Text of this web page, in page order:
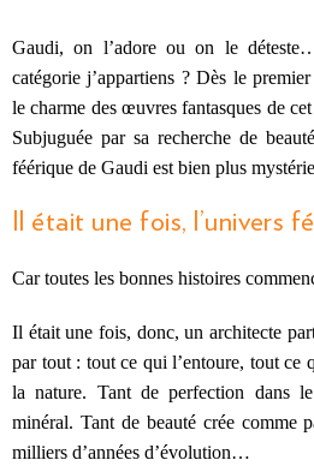
Gaudi, on l’adore ou on le
catégorie j’appartiens ? Dès le
le charme des œuvres fantasques de
Subjuguée par sa recherche de
féérique de Gaudi est bien plus
Il était une fois, l’univers
Car toutes les bonnes histoires
Il était une fois, donc, un architecte
par tout : tout ce qui l’entoure, tout ce
la nature. Tant de perfection dans
minéral. Tant de beauté crée comme
milliers d’années d’évolution…